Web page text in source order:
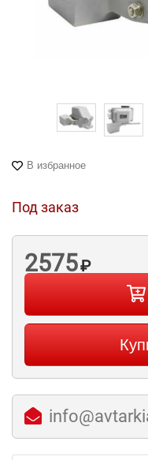
В избранное
Под заказ
2575₽